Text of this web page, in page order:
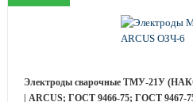
Электроды сварочные ТМУ-21У
| ARCUS; ГОСТ 9466-75; ГОСТ 9467-